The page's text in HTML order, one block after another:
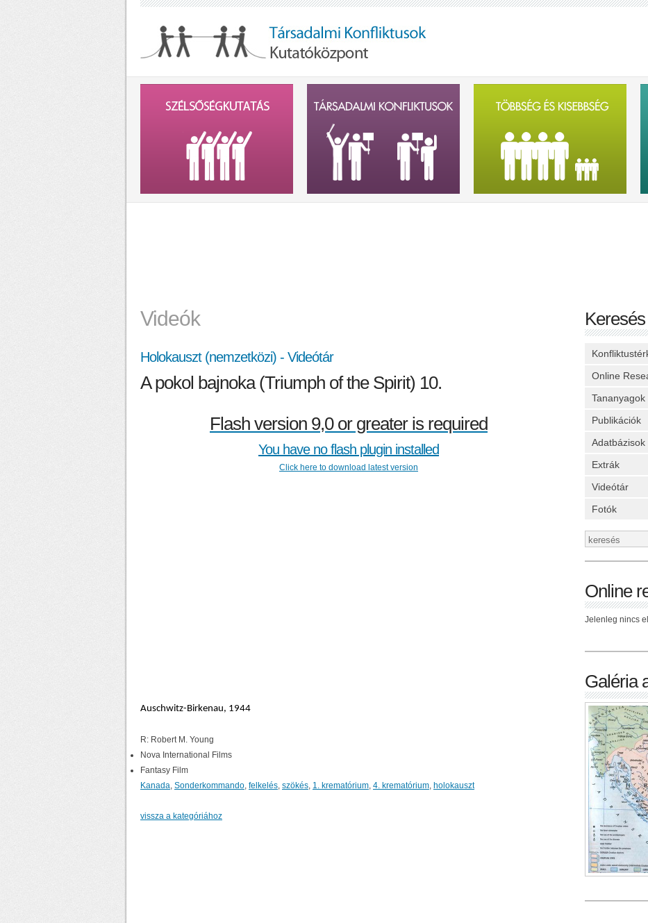
Videók
Holokauszt (nemzetközi) - Videótár
A pokol bajnoka (Triumph of the Spirit) 10.
Flash version 9,0 or greater is required
You have no flash plugin installed
Click here to download latest version
Auschwitz-Birkenau, 1944
R: Robert M. Young
Nova International Films
Fantasy Film
Kanada, Sonderkommando, felkelés, szökés, 1. krematórium, 4. krematórium, holokauszt
vissza a kategóriához
Keresés
Online
Tananyagok
Publikációk
Adatbázisok
Extrák
Videótár
Fotók
Online
Jelenleg nincs
Galéria